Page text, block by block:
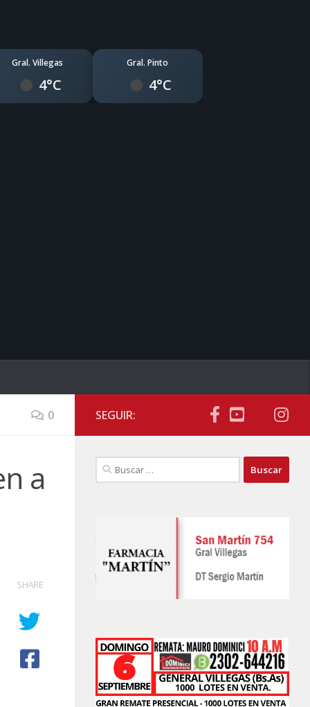
Gral. Villegas
4°C
Gral. Pinto
4°C
0
a
SHARE
SEGUIR:
Buscar: